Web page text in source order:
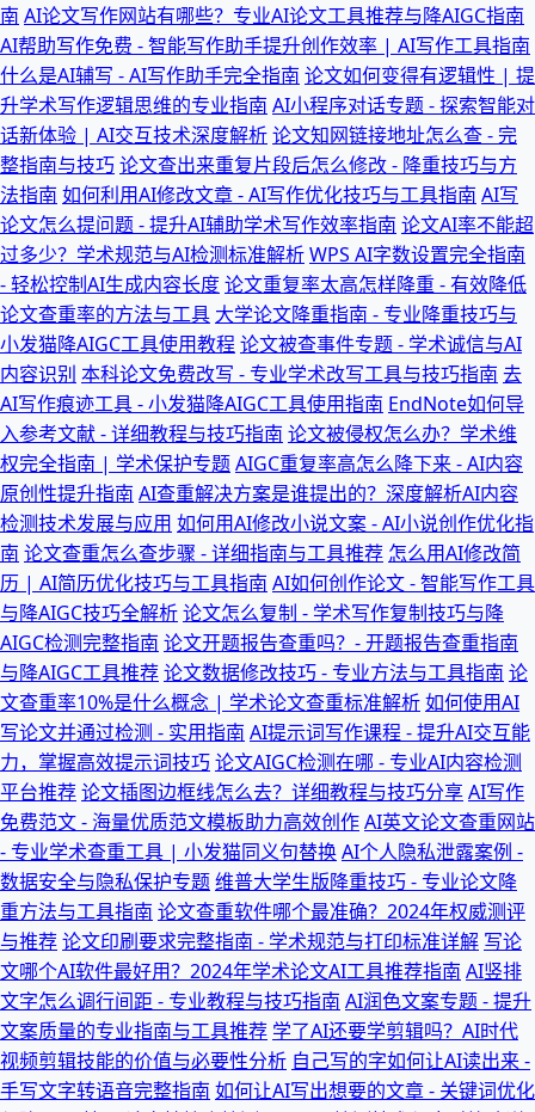
南 AI论文写作网站有哪些？专业AI论文工具推荐与降AIGC指南
AI帮助写作免费 - 智能写作助手提升创作效率 | AI写作工具指南
什么是AI辅写 - AI写作助手完全指南 论文如何变得有逻辑性 | 提
升学术写作逻辑思维的专业指南 AI小程序对话专题 - 探索智能对
话新体验 | AI交互技术深度解析论文知网链接地址怎么查 - 完
整指南与技巧论文查出来重复片段后怎么修改 - 降重技巧与方
法指南 如何利用AI修改文章 - AI写作优化技巧与工具指南 AI写
论文怎么提问题 - 提升AI辅助学术写作效率指南 论文AI率不能超
过多少？学术规范与AI检测标准解析WPS AI字数设置完全指南
- 轻松控制AI生成内容长度论文重复率太高怎样降重 - 有效降低
论文查重率的方法与工具 大学论文降重指南 - 专业降重技巧与
小发猫降AIGC工具使用教程 论文被查事件专题 - 学术诚信与AI
内容识别 本科论文免费改写 - 专业学术改写工具与技巧指南 去
AI写作痕迹工具 - 小发猫降AIGC工具使用指南 EndNote如何导
入参考文献 - 详细教程与技巧指南 论文被侵权怎么办？学术维
权完全指南 | 学术保护专题AIGC重复率高怎么降下来 - AI内容
原创性提升指南 AI查重解决方案是谁提出的？深度解析AI内容
检测技术发展与应用 如何用AI修改小说文案 - AI小说创作优化指
南 论文查重怎么查步骤 - 详细指南与工具推荐 怎么用AI修改简
历 | AI简历优化技巧与工具指南 AI如何创作论文 - 智能写作工具
与降AIGC技巧全解析论文怎么复制 - 学术写作复制技巧与降
AIGC检测完整指南 论文开题报告查重吗？- 开题报告查重指南
与降AIGC工具推荐论文数据修改技巧 - 专业方法与工具指南 论
文查重率10%是什么概念 | 学术论文查重标准解析如何使用AI
写论文并通过检测 - 实用指南 AI提示词写作课程 - 提升AI交互能
力，掌握高效提示词技巧论文AIGC检测在哪 - 专业AI内容检测
平台推荐论文插图边框线怎么去？详细教程与技巧分享AI写作
免费范文 - 海量优质范文模板助力高效创作AI英文论文查重网站
- 专业学术查重工具 | 小发猫同义句替换AI个人隐私泄露案例 -
数据安全与隐私保护专题维普大学生版降重技巧 - 专业论文降
重方法与工具指南 论文查重软件哪个最准确？2024年权威测评
与推荐论文印刷要求完整指南 - 学术规范与打印标准详解 写论
文哪个AI软件最好用？2024年学术论文AI工具推荐指南 AI竖排
文字怎么调行间距 - 专业教程与技巧指南 AI润色文案专题 - 提升
文案质量的专业指南与工具推荐 学了AI还要学剪辑吗？AI时代
视频剪辑技能的价值与必要性分析 自己写的字如何让AI读出来 -
手写文字转语音完整指南 如何让AI写出想要的文章 - 关键词优化